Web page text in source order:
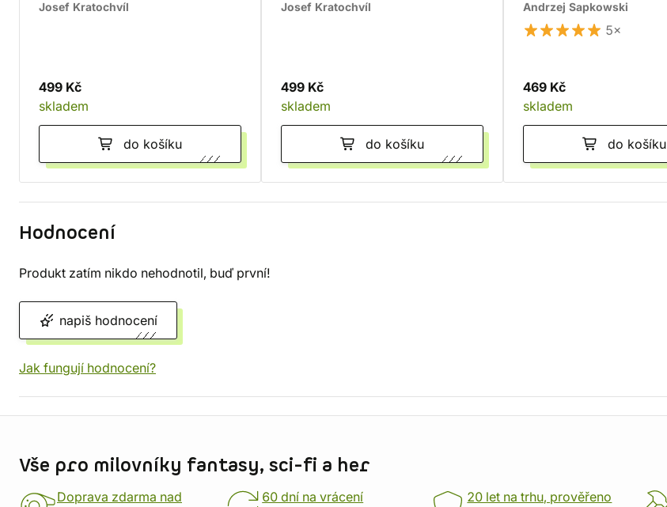
Josef Kratochvíl
499 Kč
skladem
do košíku
Josef Kratochvíl
499 Kč
skladem
do košíku
Andrzej Sapkowski
5×
469 Kč
skladem
do košíku
Hodnocení
Produkt zatím nikdo nehodnotil, buď první!
napiš hodnocení
Jak fungují hodnocení?
Vše pro milovníky fantasy, sci-fi a her
Doprava zdarma nad
60 dní na vrácení
20 let na trhu, prověřeno